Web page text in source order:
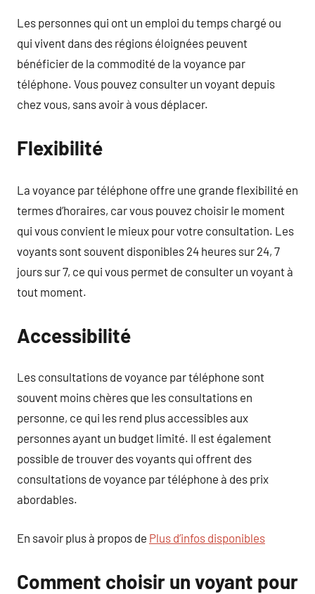
Les personnes qui ont un emploi du temps chargé ou
qui vivent dans des régions éloignées peuvent
bénéficier de la commodité de la voyance par
téléphone. Vous pouvez consulter un voyant depuis
chez vous, sans avoir à vous déplacer.
Flexibilité
La voyance par téléphone offre une grande flexibilité en
termes d’horaires, car vous pouvez choisir le moment
qui vous convient le mieux pour votre consultation. Les
voyants sont souvent disponibles 24 heures sur 24, 7
jours sur 7, ce qui vous permet de consulter un voyant à
tout moment.
Accessibilité
Les consultations de voyance par téléphone sont
souvent moins chères que les consultations en
personne, ce qui les rend plus accessibles aux
personnes ayant un budget limité. Il est également
possible de trouver des voyants qui offrent des
consultations de voyance par téléphone à des prix
abordables.
En savoir plus à propos de Plus d’infos disponibles
Comment choisir un voyant pour